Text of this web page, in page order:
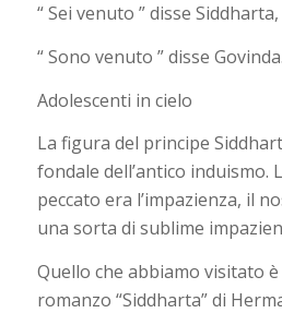
“ Sei venuto ” disse
“ Sono venuto ” disse Govinda.
Adolescenti in cielo
La figura del principe
fondale dell’antico induismo.
peccato era l’impazienza, il
una sorta di sublime
Quello che abbiamo visitato
romanzo “Siddharta” di